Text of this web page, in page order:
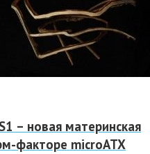
– новая материнская
факторе microATX